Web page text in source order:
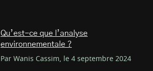
Qu’est-ce que l’analyse
environnementale ?
Par Wanis Cassim, le 4 septembre 2024